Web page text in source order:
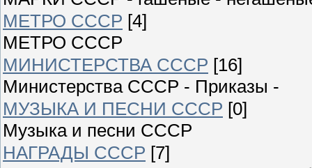
МЕТРО СССР [4]
МЕТРО СССР
МИНИСТЕРСТВА СССР [16]
Министерства СССР - Приказы -
МУЗЫКА И ПЕСНИ СССР [0]
Музыка и песни СССР
НАГРАДЫ СССР [7]